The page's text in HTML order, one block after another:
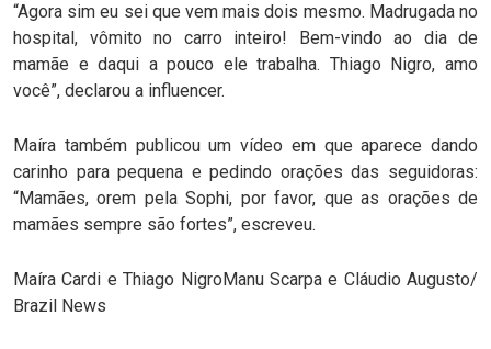
“Agora sim eu sei que vem mais dois mesmo. Madrugada no
hospital, vômito no carro inteiro! Bem-vindo ao dia de
mamãe e daqui a pouco ele trabalha. Thiago Nigro, amo
você”, declarou a influencer.
Maíra também publicou um vídeo em que aparece dando
carinho para pequena e pedindo orações das seguidoras:
“Mamães, orem pela Sophi, por favor, que as orações de
mamães sempre são fortes”, escreveu.
Maíra Cardi e Thiago NigroManu Scarpa e Cláudio Augusto/
Brazil News